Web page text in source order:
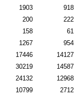
1903
918
200
222
158
61
1267
954
17446
14127
30219
14587
24132
12968
10799 2712